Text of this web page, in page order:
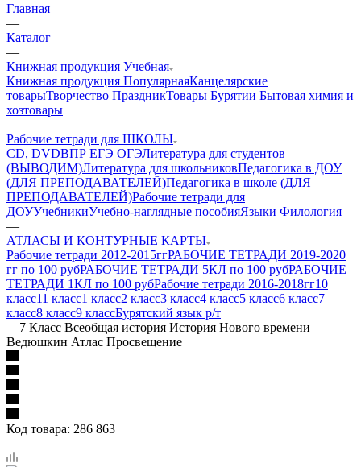
Главная
—
Каталог
—
Книжная продукция Учебная
Книжная продукция ПопулярнаяКанцелярские
товарыТворчество ПраздникТовары Бурятии Бытовая химия и
хозтовары
—
Рабочие тетради для ШКОЛЫ
CD, DVDВПР ЕГЭ ОГЭЛитература для студентов
(ВЫВОДИМ)Литература для школьниковПедагогика в ДОУ
(ДЛЯ ПРЕПОДАВАТЕЛЕЙ)Педагогика в школе (ДЛЯ
ПРЕПОДАВАТЕЛЕЙ)Рабочие тетради для
ДОУУчебникиУчебно-наглядные пособияЯзыки Филология
—
АТЛАСЫ И КОНТУРНЫЕ КАРТЫ
Рабочие тетради 2012-2015ггРАБОЧИЕ ТЕТРАДИ 2019-2020
гг по 100 рубРАБОЧИЕ ТЕТРАДИ 5КЛ по 100 рубРАБОЧИЕ
ТЕТРАДИ 1КЛ по 100 рубРабочие тетради 2016-2018гг10
класс11 класс1 класс2 класс3 класс4 класс5 класс6 класс7
класс8 класс9 классБурятский язык р/т
—7 Класс Всеобщая история История Нового времени
Ведюшкин Атлас Просвещение
Код товара: 286 863